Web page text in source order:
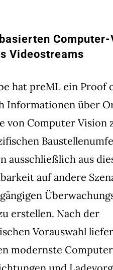
Videostreams
hat preML ein Proof
Informationen über
von Computer Vision
ausschließlich aus
auf andere
erstellen. Nach der
Vorauswahl
modernste